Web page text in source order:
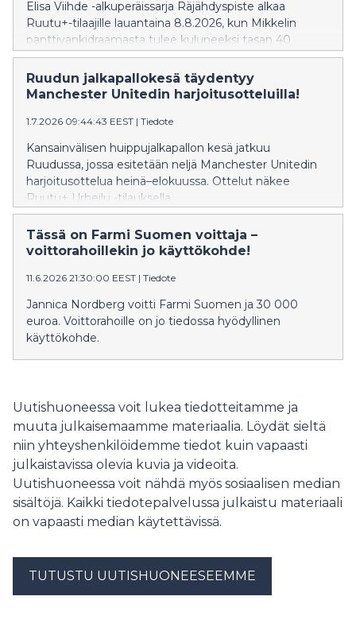
Elisa Viihde -alkuperäissarja Räjähdyspiste alkaa
Ruutu+-tilaajille lauantaina 8.8.2026, kun Mikkelin
panttivankidraamasta tulee kuluneeksi tasan 40
vuotta. Kuusiosainen sarja tarkastelee tapahtumia
kaappaajan, panttivankien ja poliisin näkökulmista.
Ruudun jalkapallokesä täydentyy
Manchester Unitedin harjoitusotteluilla!
1.7.2026 09:44:43 EEST | Tiedote
Kansainvälisen huippujalkapallon kesä jatkuu
Ruudussa, jossa esitetään neljä Manchester Unitedin
harjoitusottelua heinä–elokuussa. Ottelut näkee
Ruutu+ Urheilu -tilauksella.
Tässä on Farmi Suomen voittaja –
voittorahoillekin jo käyttökohde!
11.6.2026 21:30:00 EEST | Tiedote
Jannica Nordberg voitti Farmi Suomen ja 30 000
euroa. Voittorahoille on jo tiedossa hyödyllinen
käyttökohde.
Uutishuoneessa voit lukea tiedotteitamme ja
muuta julkaisemaamme materiaalia. Löydät sieltä
niin yhteyshenkilöidemme tiedot kuin vapaasti
julkaistavissa olevia kuvia ja videoita.
Uutishuoneessa voit nähdä myös sosiaalisen median
sisältöjä. Kaikki tiedotepalvelussa julkaistu materiaali
on vapaasti median käytettävissä.
TUTUSTU UUTISHUONEESEEMME